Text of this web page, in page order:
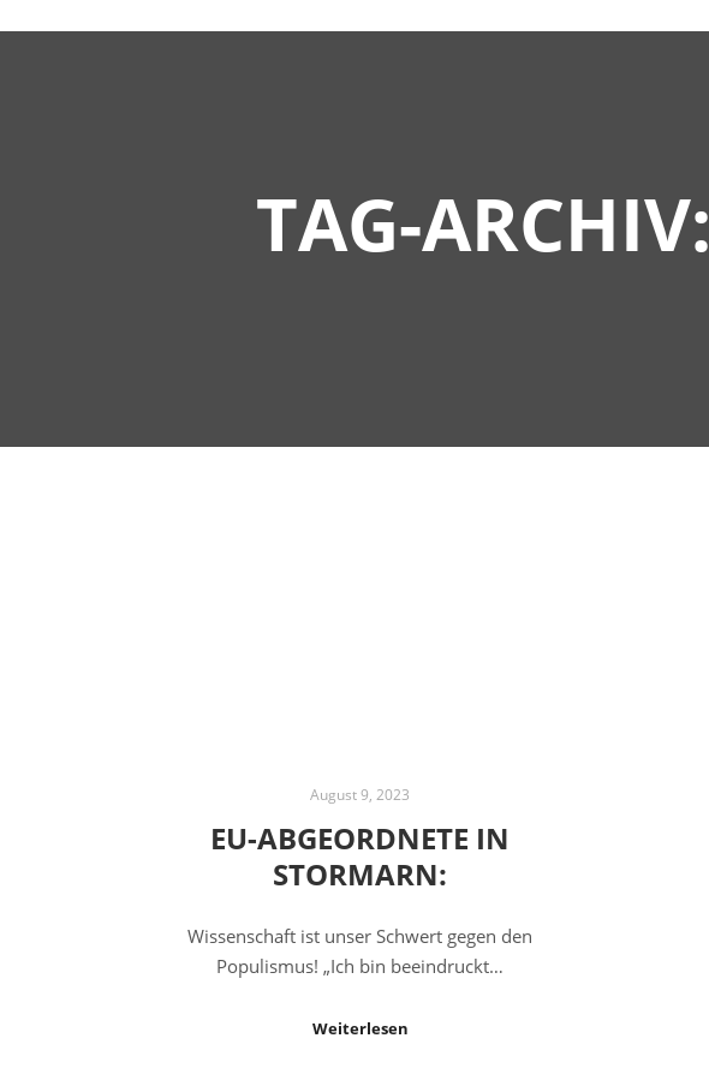
TAG-ARCHIV:
August 9, 2023
EU-ABGEORDNETE IN
STORMARN:
Wissenschaft ist unser Schwert gegen den
Populismus! „Ich bin beeindruckt…
Weiterlesen